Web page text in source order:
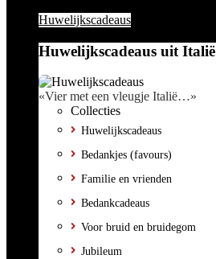
Huwelijkscadeaus
Huwelijkscadeaus uit Italië
«Vier met een vleugje Italië…»
Collecties
Huwelijkscadeaus
Bedankjes (favours)
Familie en vrienden
Bedankcadeaus
Voor bruid en bruidegom
Jubileum